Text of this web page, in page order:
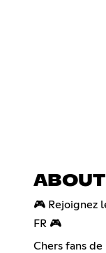
ABOUT
🎮 Rejoignez
FR 🎮
Chers fans de